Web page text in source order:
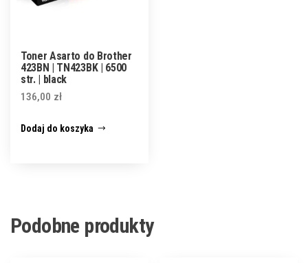
Toner Asarto do Brother
423BN | TN423BK | 6500
str. | black
136,00 zł
Dodaj do koszyka
Podobne produkty